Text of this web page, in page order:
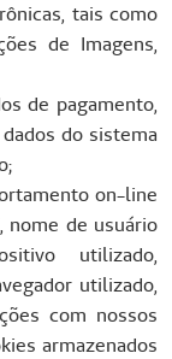
tais como
de Imagens,
de pagamento,
do sistema
on-line
nome de usuário
utilizado,
utilizado,
com nossos
armazenados